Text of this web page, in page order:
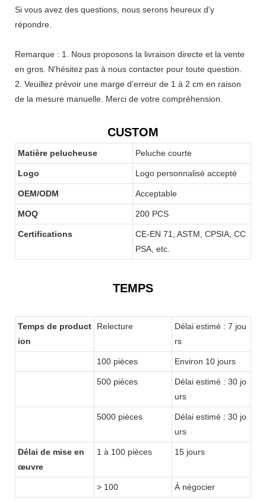
Si vous avez des questions, nous serons heureux d'y
répondre.
Remarque : 1. Nous proposons la livraison directe et la vente
en gros. N'hésitez pas à nous contacter pour toute question.
2. Veuillez prévoir une marge d'erreur de 1 à 2 cm en raison
de la mesure manuelle. Merci de votre compréhension.
CUSTOM
Matière pelucheuse Peluche courte
Logo Logo personnalisé accepté
OEM/ODM Acceptable
MOQ 200 PCS
Certifications
CE-EN 71, ASTM, CPSIA, CC
PSA, etc.
TEMPS
Temps de product
ion
Relecture
Délai estimé : 7 jou
rs
100 pièces Environ 10 jours
500 pièces
Délai estimé : 30 jo
urs
5000 pièces
Délai estimé : 30 jo
urs
Délai de mise en
œuvre
1 à 100 pièces 15 jours
> 100 À négocier